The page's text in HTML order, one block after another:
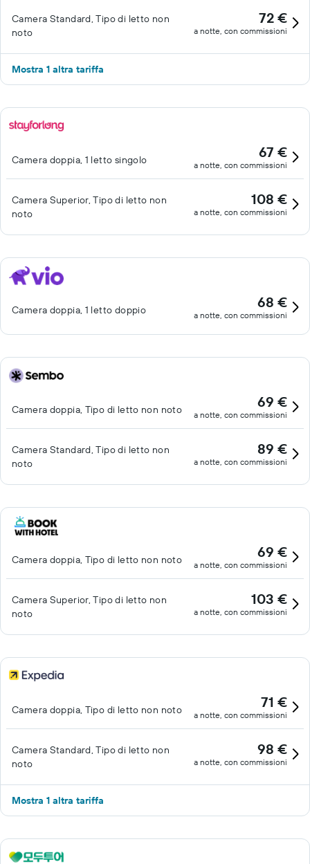
Camera Standard, Tipo di letto non
noto
72 €
a notte, con commissioni
Mostra 1 altra tariffa
Camera doppia, 1 letto singolo 67 €
a notte, con commissioni
Camera Superior, Tipo di letto non
noto
108 €
a notte, con commissioni
Camera doppia, 1 letto doppio 68 €
a notte, con commissioni
Camera doppia, Tipo di letto non noto 69 €
a notte, con commissioni
Camera Standard, Tipo di letto non
noto
89 €
a notte, con commissioni
Camera doppia, Tipo di letto non noto 69 €
a notte, con commissioni
Camera Superior, Tipo di letto non
noto
103 €
a notte, con commissioni
Camera doppia, Tipo di letto non noto 71 €
a notte, con commissioni
Camera Standard, Tipo di letto non
noto
98 €
a notte, con commissioni
Mostra 1 altra tariffa